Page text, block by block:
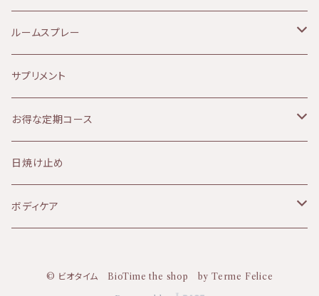
Aroma France（アロマフランス）
HEMP FOREST（ヘンプフォレスト）
le sens (ルサンス）
NATURALCOSMO(ナチュラルコスモ）
HERBIVORE(ハービボア）
美白、シミ
しわ、ハリ、たるみ
痒み
デトックス
毛穴、ザラつき
エッセンシャルオイル
ファンデーション
ヘアケア
ヘルスケア
パック
乳液
アイクリーム
パック
フラワーウォーター
フェイスパウダー
90分コース
テルメ・アクア 1リットル
テルメ・アクア 80ミリ
テルメ・アクア ハンドケアジェル
ルームスプレー
マスクスプレー
サプリメント
お得な定期コース
KIRI
6ヶ月コース
日焼け止め
ボディケア
© ビオタイム BioTime the shop by Terme Felice